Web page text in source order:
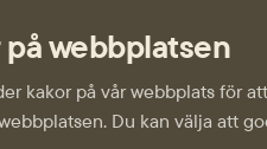
på webbplatsen
kakor på vår webbplats för
Du kan välja att